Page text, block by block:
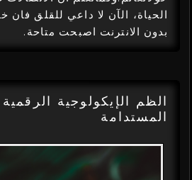
الحياة، الآن لا داعي للقلق فان
بدون الانترنت اصبحت متاحة.
الظم الإيكولوجية الرقمية
المستدامة